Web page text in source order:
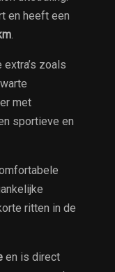
en heeft een
.
zoals
met
sportieve en
ritten in de
en is direct